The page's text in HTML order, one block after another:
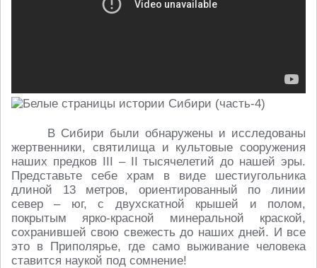
В Сибири были обнаружены и исследованы
жертвенники, святилища и культовые сооружения
наших предков III – II тысячелетий до нашей эры.
Представьте себе храм в виде шестиугольника
длиной 13 метров, ориентированный по линии
север – юг, с двухскатной крышей и полом,
покрытым ярко-красной минеральной краской,
сохранившей свою свежесть до наших дней. И все
это в Приполярье, где само выживание человека
ставится наукой под сомнение!